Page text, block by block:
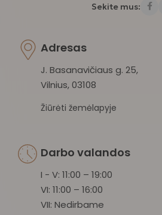
Sekite mus:
Adresas
J. Basanavičiaus g. 25,
Vilnius, 03108
Žiūrėti žemėlapyje
Darbo valandos
I - V: 11:00 – 19:00
VI: 11:00 – 16:00
VII: Nedirbame